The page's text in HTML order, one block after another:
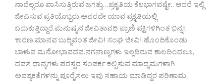
ನಾವೆಲ್ಲರೂ ವಾಸಿಸುತ್ತಿರುವ ಜಗತ್ತು…ಪ್ರಕೃತಿಯ ಕೆಲಭಾಗವಷ್ಟೇ.. ಆದರೆ ಇಲ್ಲಿ
ಜೀವಿಸುವ ಪ್ರತಿಯೊಬ್ಬರು ಅವರದೇ ಯಾವ ಪ್ರಕೃತಿಯಲ್ಲಿ
ಬದುಕುತ್ತಿದ್ದಾರೆ.ಮನುಷ್ಯನ ಜೀವಿತಾವಧಿ ಪ್ರಾಣಿ ಪಕ್ಷಿಗಳಿಗಿಂತ ಭಿನ್ನ!.
ಕಾರಣ,ಮಾನವ ಬುದ್ದಿವಂತ ಜೀವಿ! ಸಂಘ ಜೀವಿ!.ಹೊಂದಿಕೊಂಡು
ಬಾಳುವ ಮನೋಭಾವದವ.ನಗನಾಣ್ಯಗಳು ಇಲ್ಲದಿರುವ ಕಾಲದಿಂದಲೂ,
ದವಸ ಧಾನ್ಯಗಳು ಪರಸ್ಪರ ಸಂಪರ್ಕ ಕಲ್ಪಿಸುವ ಮಾಧ್ಯಮಗಳಾಗಿ
ಅವಶ್ಯಕತೆಗಳನ್ನು ಪೂರೈಸಲು ಇವು ಸಹಾಯ ಮಾಡಿದ್ದರ ಪರಿಣಾಮ,